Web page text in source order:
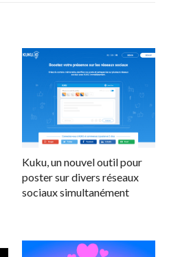
Kuku, un nouvel outil pour
poster sur divers réseaux
sociaux simultanément